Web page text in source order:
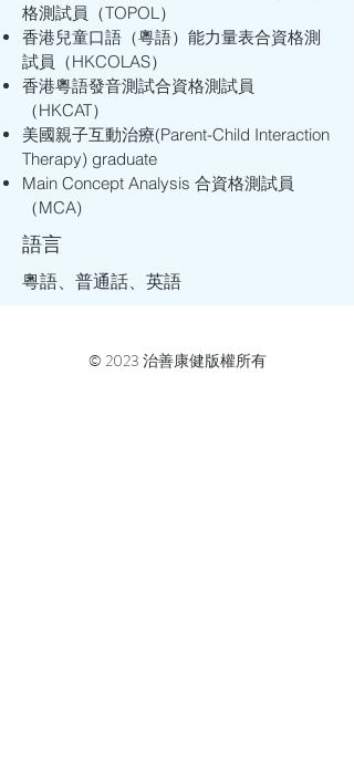
格測試員（TOPOL）
香港兒童口語（粵語）能力量表合資格測
試員（HKCOLAS）
香港粵語發音測試合資格測試員
（HKCAT）
美國親子互動治療(Parent-Child Interaction
Therapy) graduate
Main Concept Analysis 合資格測試員
（MCA)
語言
​​粵語、普通話、英語
© 2023 治善康健版權所有